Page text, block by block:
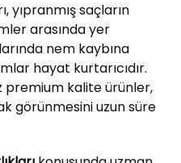
yıpranmış saçların
arasında yer
nem kaybına
hayat kurtarıcıdır.
premium kalite ürünler,
görünmesini uzun süre